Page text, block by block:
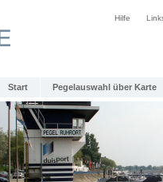
Hilfe
Start Pegelauswahl über Karte